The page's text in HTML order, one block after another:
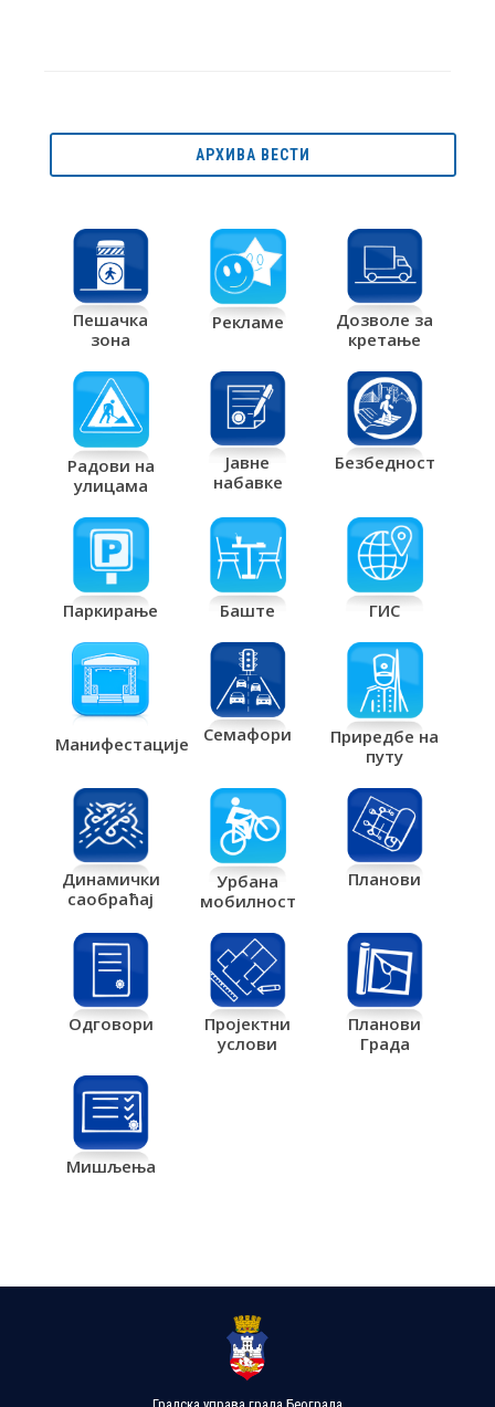
АРХИВА ВЕСТИ
Пешачка
зона
Рекламе
Дозволе за
кретање
Радови на
улицама
Јавне
набавке
Безбедност
Паркирање Баште ГИС
Манифестације Семафори
Приредбе на
путу
Динамички
саобраћај
Урбана
мобилност
Планови
Одговори
Пројектни
услови
Планови
Града
Мишљења